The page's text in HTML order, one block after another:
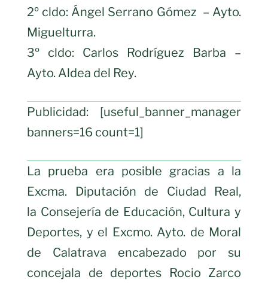
2º cldo: Ángel Serrano Gómez – Ayto.
Miguelturra.
3º cldo: Carlos Rodríguez Barba –
Ayto. Aldea del Rey.
Publicidad: [useful_banner_manager
banners=16 count=1]
La prueba era posible gracias a la
Excma. Diputación de Ciudad Real,
la Consejería de Educación, Cultura y
Deportes, y el Excmo. Ayto. de Moral
de Calatrava encabezado por su
concejala de deportes Rocio Zarco